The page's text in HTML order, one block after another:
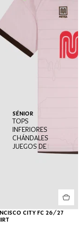
SÉNIOR
TOPS
INFERIORES
CHÁNDALES
JUEGOS DE PORTERO
CITY FC 26/27